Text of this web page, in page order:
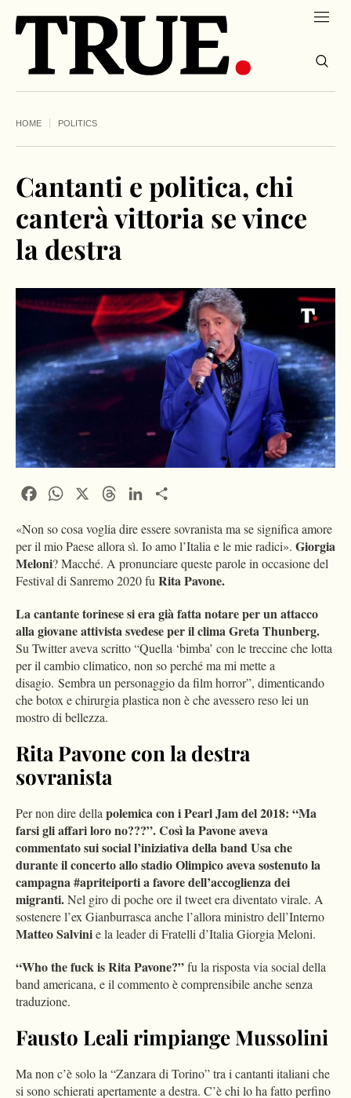
HOME POLITICS
Cantanti e politica, chi
canterà vittoria se vince
la destra
FacebookWhatsApp ThreadsLinkedIn
«Non so cosa voglia dire essere sovranista ma se significa amore
per il mio Paese allora sì. Io amo l’Italia e le mie radici». Giorgia
Meloni? Macché. A pronunciare queste parole in occasione del
Festival di Sanremo 2020 fuRita Pavone.
La cantante torinese si era già fatta notare per un attacco
alla giovane attivista svedese per il clima Greta Thunberg.
Su Twitter aveva scritto “Quella ‘bimba’ con le treccine che lotta
per il cambio climatico, non so perché ma mi mette a
disagio. Sembra un personaggio da film horror”, dimenticando
che botox e chirurgia plastica non è che avessero reso lei un
mostro di bellezza.
Rita Pavone con la destra
sovranista
Per non dire dellapolemica con i Pearl Jam del 2018: “Ma
farsi gli affari loro no???”. Così la Pavone aveva
commentato sui social l’iniziativa della band Usa che
durante il concerto allo stadio Olimpico aveva sostenuto la
campagna #apriteiporti a favore dell’accoglienza dei
migranti.Nel giro di poche ore il tweet era diventato virale. A
sostenere l’ex Gianburrasca anche l’allora ministro dell’Interno
Matteo Salvinie la leader di Fratelli d’Italia Giorgia Meloni.
“Who the fuck is Rita Pavone?”fu la risposta via social della
band americana, e il commento è comprensibile anche senza
traduzione.
Fausto Leali rimpiange Mussolini
Ma non c’è solo la “Zanzara di Torino” tra i cantanti italiani che
si sono schierati apertamente a destra. C’è chi lo ha fatto perfino